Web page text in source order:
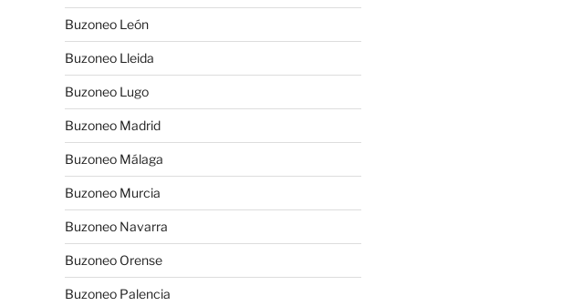
Buzoneo León
Buzoneo Lleida
Buzoneo Lugo
Buzoneo Madrid
Buzoneo Málaga
Buzoneo Murcia
Buzoneo Navarra
Buzoneo Orense
Buzoneo Palencia